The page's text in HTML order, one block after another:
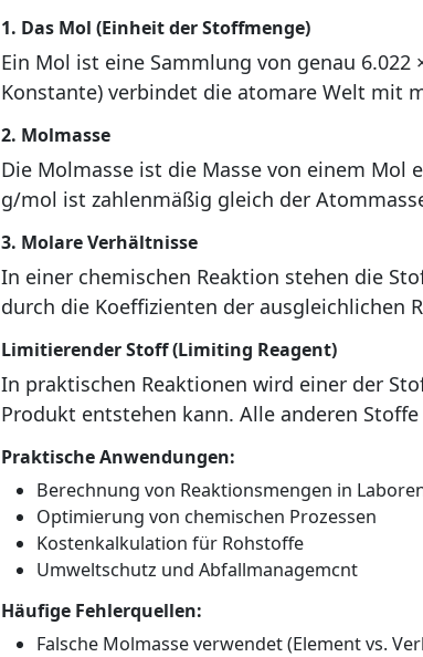
1. Das Mol (Einheit der Stoffmenge)
Ein Mol ist eine Sammlung von genau 6.022
Konstante) verbindet die atomare Welt mit
2. Molmasse
Die Molmasse ist die Masse von einem Mol
g/mol ist zahlenmäßig gleich der
3. Molare Verhältnisse
In einer chemischen Reaktion stehen die
durch die Koeffizienten der ausgleichlichen
Limitierender Stoff (Limiting Reagent)
In praktischen Reaktionen wird einer der
Produkt entstehen kann. Alle anderen
Praktische Anwendungen:
Berechnung von Reaktionsmengen in
Optimierung von chemischen Prozessen
Kostenkalkulation für Rohstoffe
Umweltschutz und Abfallmanagemcnt
Häufige Fehlerquellen:
Falsche Molmasse verwendet (Element vs.